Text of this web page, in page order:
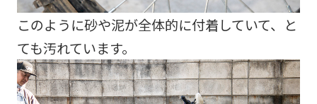
このように砂や泥が全体的に付着していて、と
ても汚れています。